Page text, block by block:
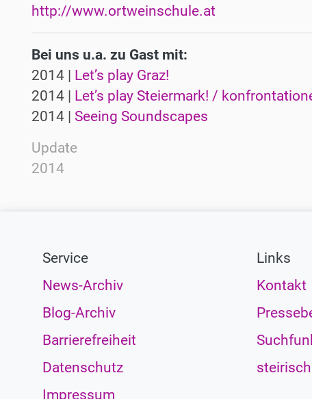
http://www.ortweinschule.at
Bei uns u.a. zu Gast mit:
2014 | Let’s play Graz!
2014 | Let’s play Steiermark! /
2014 | Seeing Soundscapes
Update
2014
Service
News-Archiv
Blog-Archiv
Barrierefreiheit
Datenschutz
Impressum
Links
Kontakt